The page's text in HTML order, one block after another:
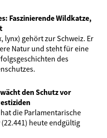
Faszinierende Wildkatze,
lynx) gehört zur Schweiz. Er
Natur und steht für eine
des
den Schutz vor
die Parlamentarische
heute endgültig